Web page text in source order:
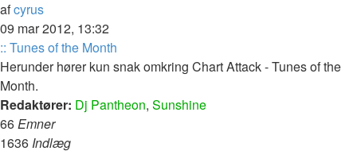
afcyrusVis
det
seneste
indlæg
09 mar 2012, 13:32
:: Tunes of the Month
Herunder hører kun snak omkring Chart Attack - Tunes of the
Month.
Redaktører: Dj Pantheon, Sunshine
66Emner
1636 Indlæg